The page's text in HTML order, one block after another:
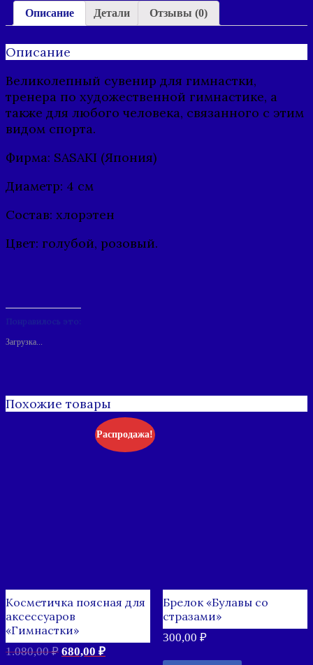
Описание Детали Отзывы (0)
Описание
Великолепный сувенир для гимнастки,
тренера по художественной гимнастике, а
также для любого человека, связанного с этим
видом спорта.
Фирма: SASAKI (Япония)
Диаметр: 4 см
Состав: хлорэтен
Цвет: голубой, розовый.
Понравилось это:
Загрузка...
Похожие товары
Распродажа!
Косметичка поясная для
аксессуаров
«Гимнастки»
1.080,00₽ 680,00 ₽
Брелок «Булавы со
стразами»
300,00 ₽